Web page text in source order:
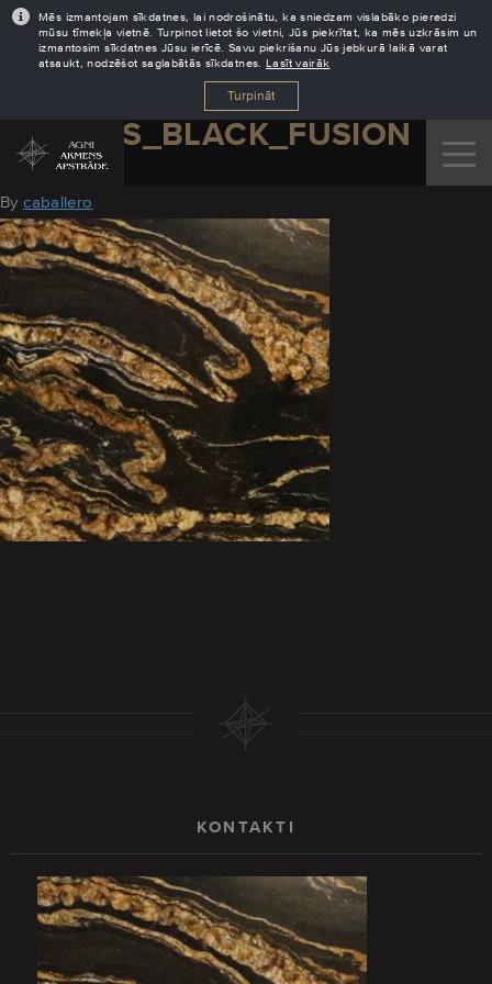
Mēs izmantojam sīkdatnes, lai nodrošinātu, ka sniedzam vislabāko pieredzi
mūsu tīmekļa vietnē. Turpinot lietot šo vietni, Jūs piekrītat, ka mēs uzkrāsim un
izmantosim sīkdatnes Jūsu ierīcē. Savu piekrišanu Jūs jebkurā laikā varat
atsaukt, nodzēšot saglabātās sīkdatnes. Lasīt vairāk
Turpināt
GRANITS_BLACK_FUSION
February 1, 2019
Bycaballero
KONTAKTI